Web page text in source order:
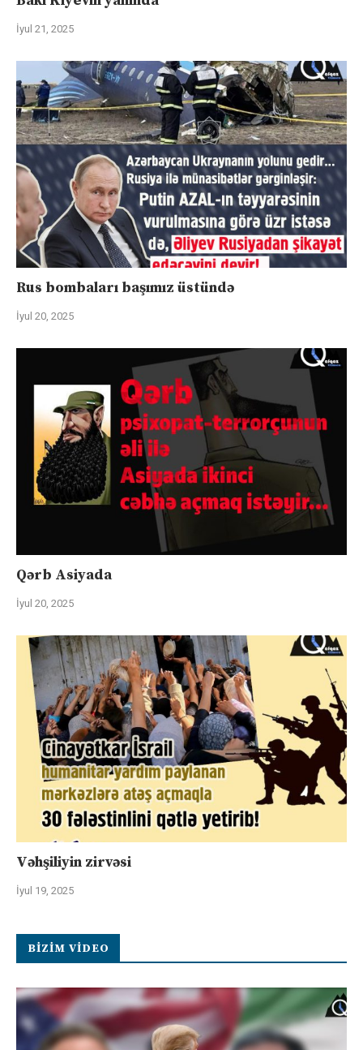
İyul 21, 2025
Rus bombaları başımız üstündə
İyul 20, 2025
Qərb Asiyada
İyul 20, 2025
Vəhşiliyin zirvəsi
İyul 19, 2025
BIZIM VIDEO